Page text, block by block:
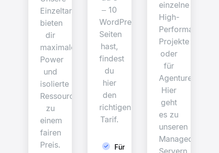
Einzeltarife
bieten
dir
maximale
Power
und
isolierte
Ressourcen
zu
einem
fairen
Preis.
– 10
WordPress-
Seiten
hast,
findest
du
hier
den
richtigen
Tarif.
Für
einzelne
High-
Performance
Projekte
oder
für
Agenturen.
Hier
geht
es zu
unseren
Managed